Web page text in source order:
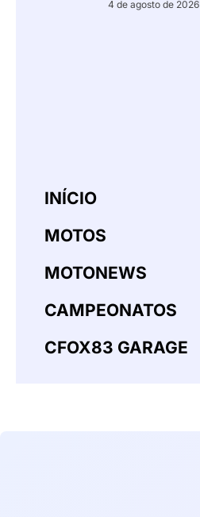
4 de agosto de 2026
INÍCIO
MOTOS
MOTONEWS
CAMPEONATOS
CFOX83 GARAGE